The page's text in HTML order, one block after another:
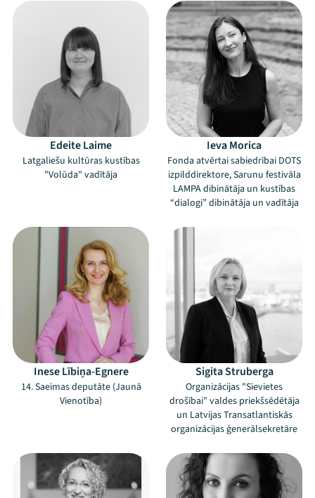
Edeite Laime
Latgaliešu kultūras kustības
"Volūda" vadītāja
Ieva Morica
Fonda atvērtai sabiedrībai DOTS
izpilddirektore, Sarunu festivāla
LAMPA dibinātāja un kustības
“dialogi” dibinātāja un vadītāja
Inese Lībiņa-Egnere
14. Saeimas deputāte (Jaunā
Vienotība)
Sigita Struberga
Organizācijas "Sievietes
drošībai" valdes priekšsēdētāja
un Latvijas Transatlantiskās
organizācijas ģenerālsekretāre